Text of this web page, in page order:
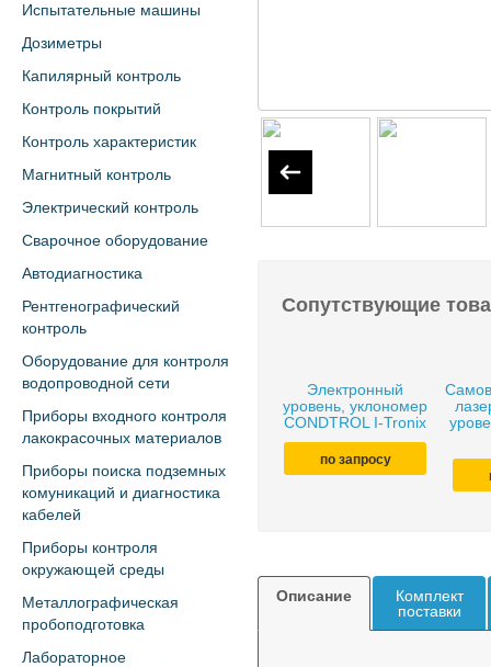
Испытательные машины
Дозиметры
Капилярный контроль
Контроль покрытий
Контроль характеристик
Магнитный контроль
Электрический контроль
Сварочное оборудование
Автодиагностика
Рентгенографический
контроль
Оборудование для контроля
водопроводной сети
Приборы входного контроля
лакокрасочных материалов
Приборы поиска подземных
комуникаций и диагностика
кабелей
Приборы контроля
окружающей среды
Металлографическая
пробоподготовка
Лабораторное
Сопутствующие
Электронный
уровень, уклономер
CONDTROL I-Tronix
по запросу
Описание
Комплект
поставки